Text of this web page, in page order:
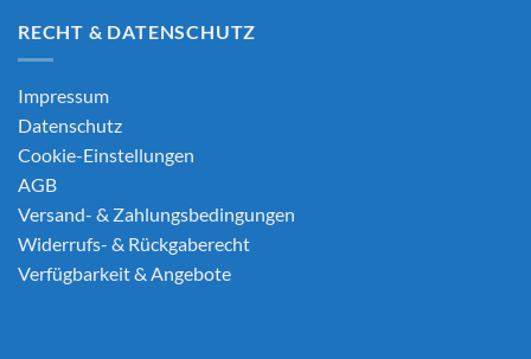
RECHT & DATENSCHUTZ
Impressum
Datenschutz
Cookie-Einstellungen
AGB
Versand- & Zahlungsbedingungen
Widerrufs- & Rückgaberecht
Verfügbarkeit & Angebote